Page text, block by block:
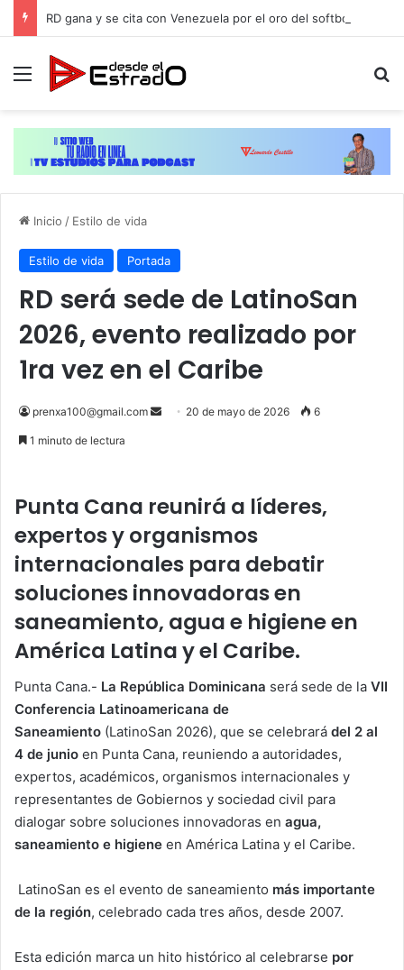
Menú
Inicio / Estilo de vida
Estilo de vida Portada
RD será sede de LatinoSan
2026, evento realizado por
1ra vez en el Caribe
prenxa100@gmail.com
Send 20 de mayo de 2026 6
1 minuto de lectura
Punta Cana reunirá a líderes,
expertos y organismos
internacionales para debatir
soluciones innovadoras en
saneamiento, agua e higiene en
América Latina y el Caribe.
Punta Cana.- La República Dominicana será sede de la VII
Conferencia Latinoamericana de
Saneamiento (LatinoSan 2026), que se celebrará del 2 al
4 de junio en Punta Cana, reuniendo a autoridades,
expertos, académicos, organismos internacionales y
representantes de Gobiernos y sociedad civil para
dialogar sobre soluciones innovadoras en agua,
saneamiento e higiene en América Latina y el Caribe.
LatinoSan es el evento de saneamiento más importante
de la región, celebrado cada tres años, desde 2007.
Esta edición marca un hito histórico al celebrarse por